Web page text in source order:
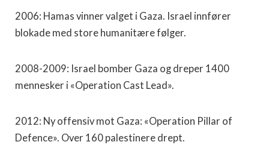
2006: Hamas vinner valget i Gaza. Israel innfører
blokade med store humanitære følger.
2008-2009: Israel bomber Gaza og dreper 1400
mennesker i «Operation Cast Lead».
2012: Ny offensiv mot Gaza: «Operation Pillar of
Defence». Over 160 palestinere drept.